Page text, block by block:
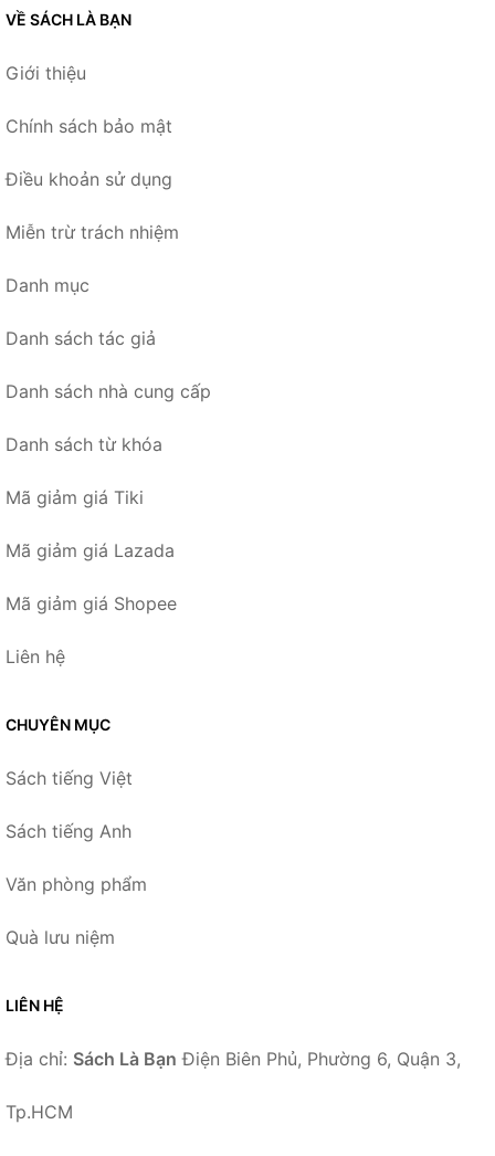
VỀ SÁCH LÀ BẠN
Giới thiệu
Chính sách bảo mật
Điều khoản sử dụng
Miễn trừ trách nhiệm
Danh mục
Danh sách tác giả
Danh sách nhà cung cấp
Danh sách từ khóa
Mã giảm giá Tiki
Mã giảm giá Lazada
Mã giảm giá Shopee
Liên hệ
CHUYÊN MỤC
Sách tiếng Việt
Sách tiếng Anh
Văn phòng phẩm
Quà lưu niệm
LIÊN HỆ
Địa chỉ: Sách Là Bạn Điện Biên Phủ, Phường 6, Quận 3,
Tp.HCM